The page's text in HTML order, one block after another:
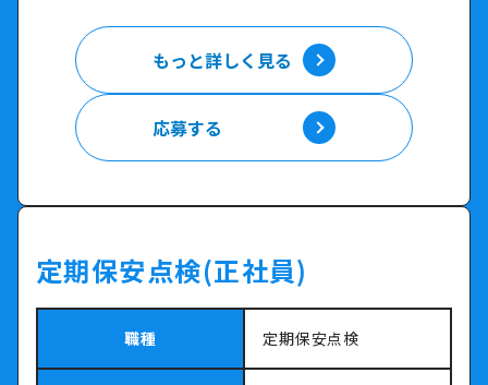
もっと詳しく見る
応募する
定期保安点検(正社員)
職種 定期保安点検